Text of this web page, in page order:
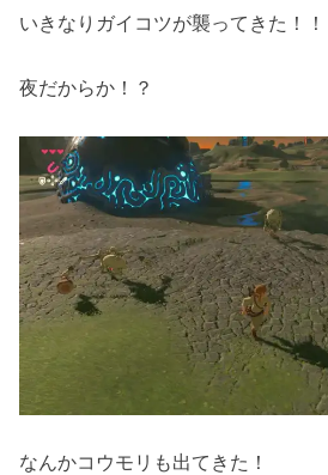
いきなりガイコツが襲ってきた！！
夜だからか！？
なんかコウモリも出てきた！